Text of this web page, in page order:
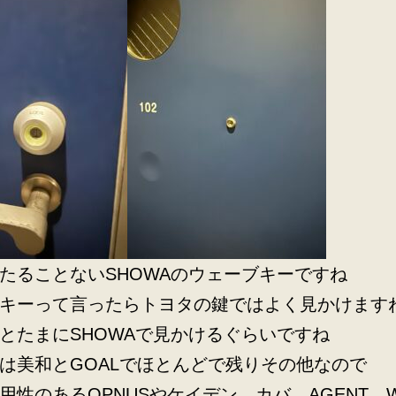
ることないSHOWAのウェーブキーですね
ーって言ったらトヨタの鍵ではよく見かけます
たまにSHOWAで見かけるぐらいですね
美和とGOALでほとんどで残りその他なので